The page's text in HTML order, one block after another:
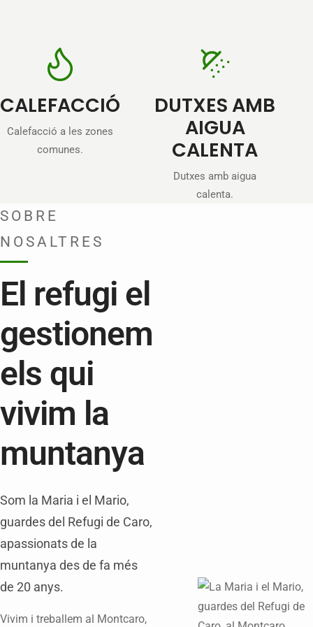
CALEFACCIÓ
Calefacció a les zones
comunes.
DUTXES AMB
AIGUA
CALENTA
Dutxes amb aigua
calenta.
SOBRE
NOSALTRES
El refugi el
gestionem
els qui
vivim la
muntanya
Som la Maria i el Mario,
guardes del Refugi de Caro,
apassionats de la
muntanya des de fa més
de 20 anys.
Vivim i treballem al Montcaro,